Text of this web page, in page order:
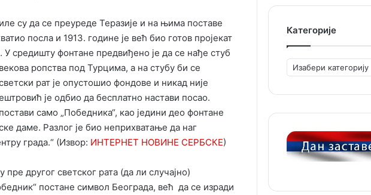
су да се преуреде Теразије и на њима поставе
посла и 1913. године је већ био готов пројекат
средишту фонтане предвиђено је да се нађе стуб
ропства под Турцима, а на стубу би се
рат је опустошио фондове и никад није
је одбио да бесплатно настави посао.
само „Победника“, као једини део фонтане
даме. Разлог је био неприхватање да наг
града.“ (Извор: ИНТЕРНЕТ НОВИНЕ СЕРБСКЕ)
другог светског рата (да ли случајно)
постане символ Београда, већ да се изради
Категорије
Категорије